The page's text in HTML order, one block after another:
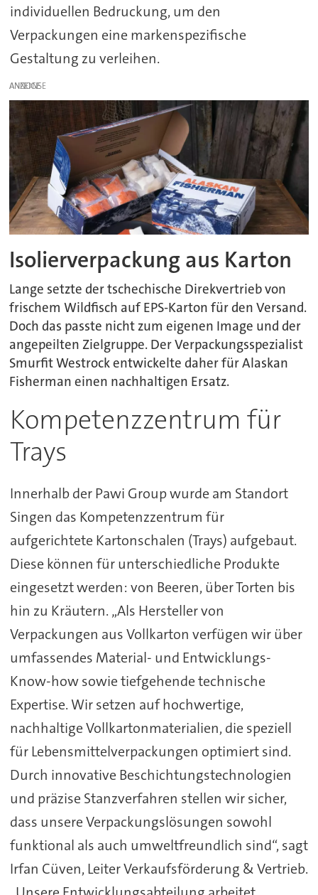
individuellen Bedruckung, um den
Verpackungen eine markenspezifische
Gestaltung zu verleihen.
ANZEIGE
Isolierverpackung aus Karton
Lange setzte der tschechische Direkvertrieb von
frischem Wildfisch auf EPS-Karton für den Versand.
Doch das passte nicht zum eigenen Image und der
angepeilten Zielgruppe. Der Verpackungsspezialist
Smurfit Westrock entwickelte daher für Alaskan
Fisherman einen nachhaltigen Ersatz.
Kompetenzzentrum für
Trays
Innerhalb der Pawi Group wurde am Standort
Singen das Kompetenzzentrum für
aufgerichtete Kartonschalen (Trays) aufgebaut.
Diese können für unterschiedliche Produkte
eingesetzt werden: von Beeren, über Torten bis
hin zu Kräutern. „Als Hersteller von
Verpackungen aus Vollkarton verfügen wir über
umfassendes Material- und Entwicklungs-
Know-how sowie tiefgehende technische
Expertise. Wir setzen auf hochwertige,
nachhaltige Vollkartonmaterialien, die speziell
für Lebensmittelverpackungen optimiert sind.
Durch innovative Beschichtungstechnologien
und präzise Stanzverfahren stellen wir sicher,
dass unsere Verpackungslösungen sowohl
funktional als auch umweltfreundlich sind“, sagt
Irfan Cüven, Leiter Verkaufsförderung & Vertrieb.